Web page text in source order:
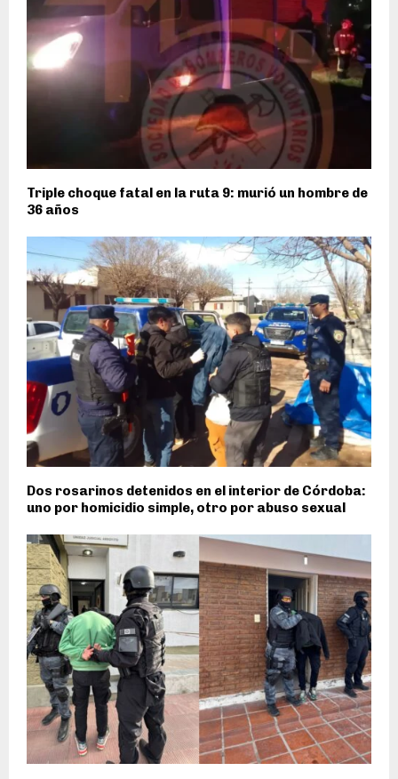
Triple choque fatal en la ruta 9: murió un hombre de
36 años
Dos rosarinos detenidos en el interior de Córdoba:
uno por homicidio simple, otro por abuso sexual